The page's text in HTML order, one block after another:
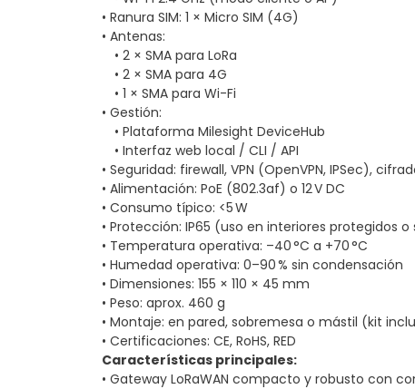
• Ranura SIM: 1 × Micro SIM (4G)
• Antenas:
• 2 × SMA para LoRa
• 2 × SMA para 4G
• 1 × SMA para Wi-Fi
• Gestión:
• Plataforma Milesight DeviceHub
• Interfaz web local / CLI / API
• Seguridad: firewall, VPN (OpenVPN, IPSec),
• Alimentación: PoE (802.3af) o 12 V DC
• Consumo típico: <5 W
• Protección: IP65 (uso en interiores protegidos
• Temperatura operativa: –40 °C a +70 °C
• Humedad operativa: 0–90 % sin condensación
• Dimensiones: 155 × 110 × 45 mm
• Peso: aprox. 460 g
• Montaje: en pared, sobremesa o mástil (kit
• Certificaciones: CE, RoHS, RED
Características principales:
• Gateway LoRaWAN compacto y robusto con